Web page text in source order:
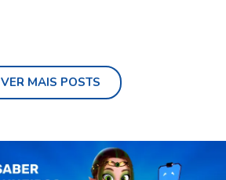
VER MAIS POSTS